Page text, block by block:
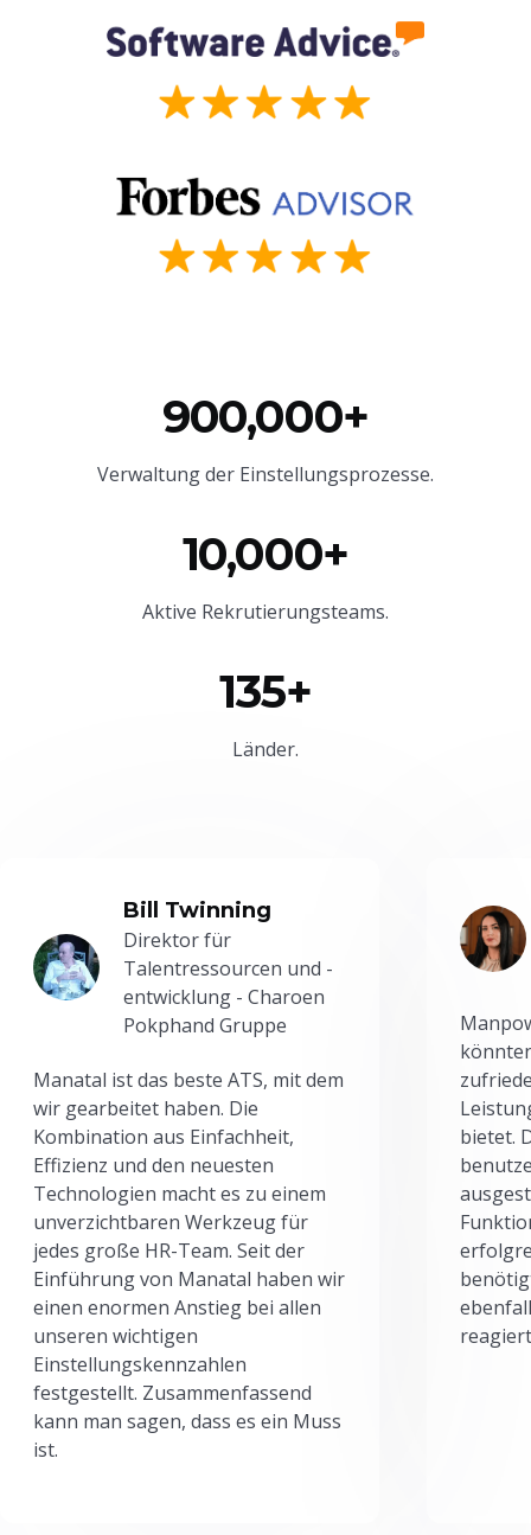
900,000+
Verwaltung der Einstellungsprozesse.
10,000+
Aktive Rekrutierungsteams.
135+
Länder.
Bill Twinning
Direktor für
Talentressourcen und -
entwicklung - Charoen
Pokphand Gruppe
Manatal ist das beste ATS, mit dem
wir gearbeitet haben. Die
Kombination aus Einfachheit,
Effizienz und den neuesten
Technologien macht es zu einem
unverzichtbaren Werkzeug für
jedes große HR-Team. Seit der
Einführung von Manatal haben wir
einen enormen Anstieg bei allen
unseren wichtigen
Einstellungskennzahlen
festgestellt. Zusammenfassend
kann man sagen, dass es ein Muss
ist.
bietet.